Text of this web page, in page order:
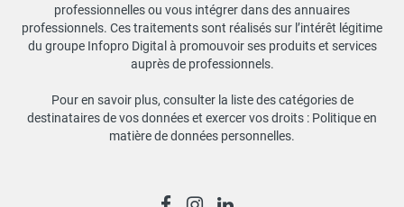
professionnelles ou vous intégrer dans des annuaires
professionnels. Ces traitements sont réalisés sur l’intérêt légitime
du groupe Infopro Digital à promouvoir ses produits et services
auprès de professionnels.
Pour en savoir plus, consulter la liste des catégories de
destinataires de vos données et exercer vos droits : Politique en
matière de données personnelles.